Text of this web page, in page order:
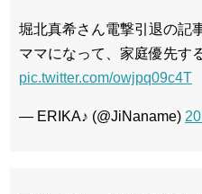
堀北真希さん電撃引退の記
ママになって、家庭優先す
pic.twitter.com/owjpq09c4T
— ERIKA♪ (@JiNaname)